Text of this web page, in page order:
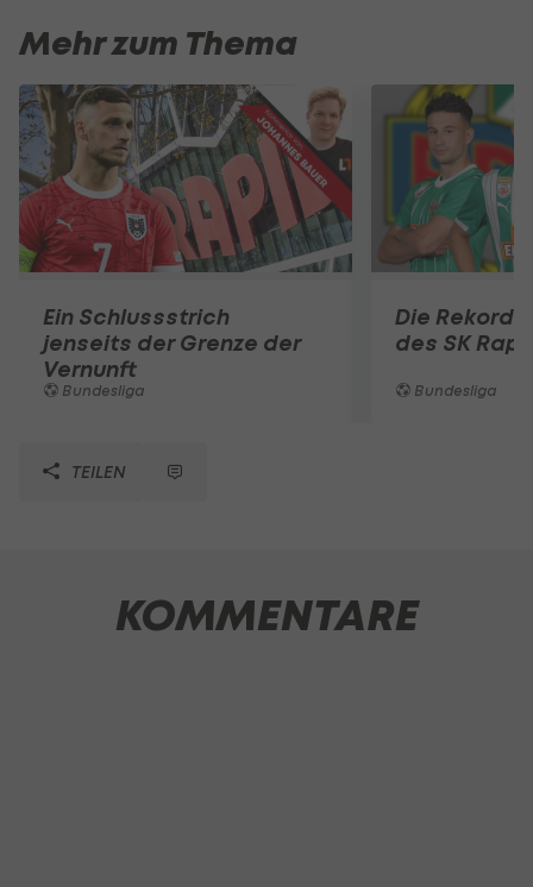
Mehr zum Thema
Ein Schlussstrich
jenseits der Grenze der
Vernunft
Bundesliga
Die Rekord-
des SK
Bundesliga
TEILEN
KOMMENTARE